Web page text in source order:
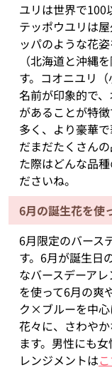
ユリは世界で100
テッポウユリは
ッパのような花
（北海道と沖縄
す。コオニユリ
名前が印象的で
があることが特
多く、より豪華
だまだたくさん
た際はどんな品
ださいね。
6月の誕生花を使
6月限定のバース
す。6月が誕生日
なバースデーア
を使って6月の爽
ク×ブルーを中心
花々に、さわや
ます。男性にも
レンジメントは